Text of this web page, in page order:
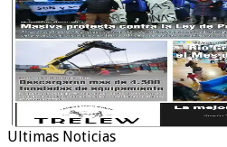
Ultimas Noticias